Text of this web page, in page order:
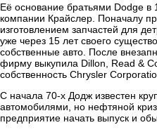
Её основание братьями Dodge
компании Крайслер. Поначалу
изготовлением запчастей для
уже через 15 лет своего
собственные авто. После
фирму выкупила Dillon, Read &
собственность Chrysler
С начала 70-х Додж известен
автомобилями, но нефтяной
предприятие начать выпуск и